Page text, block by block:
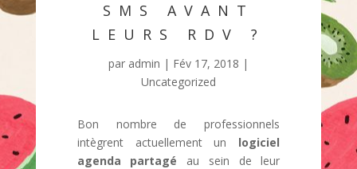
SMS AVANT
LEURS RDV ?
par admin | Fév 17, 2018 |
Uncategorized
Bon nombre de professionnels
intègrent actuellement un logiciel
agenda partagé au sein de leur